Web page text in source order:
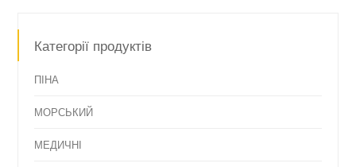
Категорії продуктів
ПІНА
МОРСЬКИЙ
МЕДИЧНІ